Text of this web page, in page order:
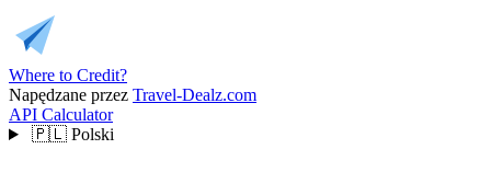
Where to Credit?
Napędzane przez Travel-Dealz.com
API Calculator
🇵🇱 Polski